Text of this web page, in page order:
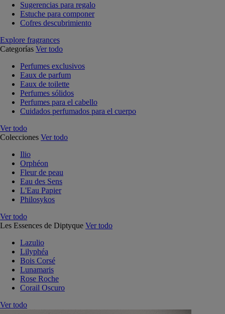
Sugerencias para regalo
Estuche para componer
Cofres descubrimiento
Explore fragrances
Categorías Ver todo
Perfumes exclusivos
Eaux de parfum
Eaux de toilette
Perfumes sólidos
Perfumes para el cabello
Cuidados perfumados para el cuerpo
Ver todo
Colecciones Ver todo
Ilio
Orphéon
Fleur de peau
Eau des Sens
L'Eau Papier
Philosykos
Ver todo
Les Essences de Diptyque Ver todo
Lazulio
Lilyphéa
Bois Corsé
Lunamaris
Rose Roche
Corail Oscuro
Ver todo